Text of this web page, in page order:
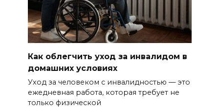
Как облегчить уход за инвалидом в
домашних условиях
Уход за человеком с инвалидностью — это
ежедневная работа, которая требует не
только физической